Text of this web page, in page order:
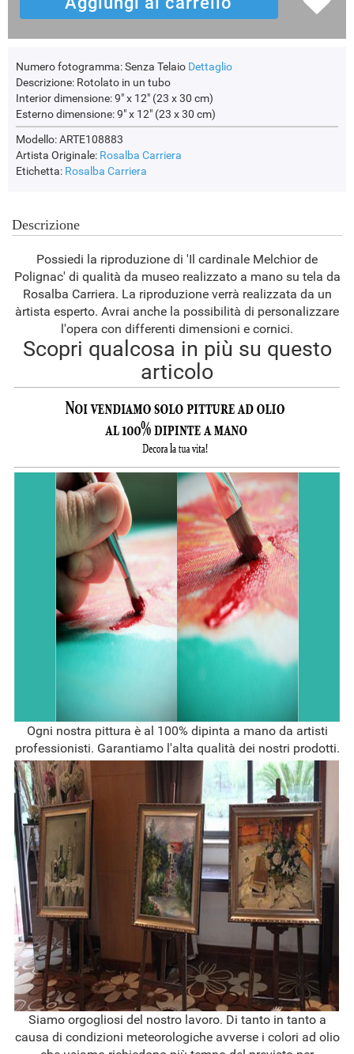
Numero fotogramma:Senza Telaio Dettaglio
Descrizione: Rotolato in un tubo
Interior dimensione:9" x 12" (23 x 30 cm)
Esterno dimensione:9" x 12" (23 x 30 cm)
Modello: ARTE108883
Artista Originale: Rosalba Carriera
Etichetta: Rosalba Carriera
Descrizione
Possiedi la riproduzione di 'Il cardinale Melchior de
Polignac' di qualità da museo realizzato a mano su tela da
Rosalba Carriera. La riproduzione verrà realizzata da un
àrtista esperto. Avrai anche la possibilità di personalizzare
l'opera con differenti dimensioni e cornici.
Scopri qualcosa in più su questo
articolo
Ogni nostra pittura è al 100% dipinta a mano da artisti
professionisti. Garantiamo l'alta qualità dei nostri prodotti.
Siamo orgogliosi del nostro lavoro. Di tanto in tanto a
causa di condizioni meteorologiche avverse i colori ad olio